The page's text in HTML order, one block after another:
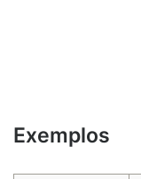
Exemplos